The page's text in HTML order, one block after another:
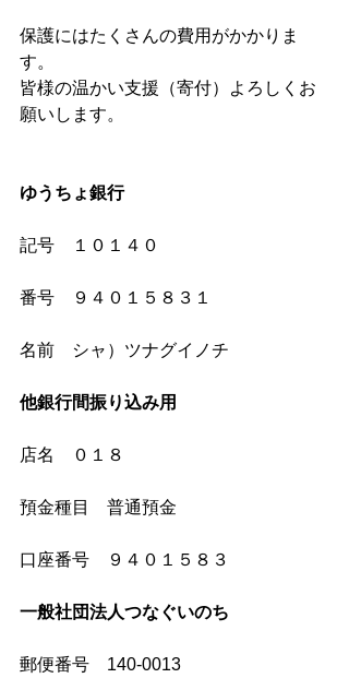
保護にはたくさんの費用がかかりま
す。
皆様の温かい支援（寄付）よろしくお
願いします。
ゆうちょ銀行
記号　１０１４０
番号　９４０１５８３１
名前　シャ）ツナグイノチ
他銀行間振り込み用
店名　０１８
預金種目　普通預金
口座番号　９４０１５８３
一般社団法人つなぐいのち
郵便番号　140-0013